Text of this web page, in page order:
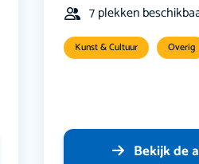
7 plekken
Kunst & Cultuur Overig
Bekijk de